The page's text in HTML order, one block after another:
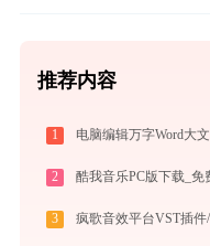
推荐内容
1
2 酷我音乐PC版下载_
3 疯歌音效平台VST插